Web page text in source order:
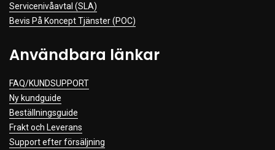
Servicenivåavtal (SLA)
Bevis På Koncept Tjänster (POC)
Användbara länkar
FAQ/KUNDSUPPORT
Ny kundguide
Beställningsguide
Frakt och Leverans
Support efter försäljning